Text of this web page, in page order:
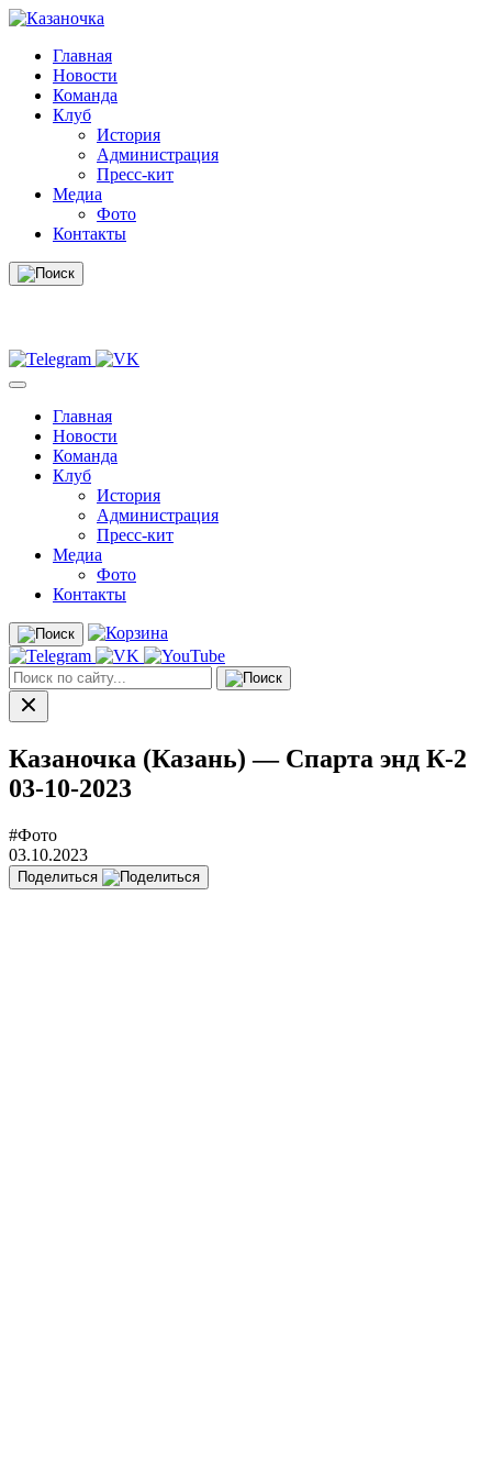
Skip
contentГлавная
Новости
Команда
Клуб
История
Администрация
Пресс-кит
Медиа
Фото
Контакты
Главная
Новости
Команда
Клуб
История
Администрация
Пресс-кит
Медиа
Фото
Контакты
Казаночка (Казань) — Спарта энд К-2
03-10-2023
#Фото
03.10.2023
Поделиться